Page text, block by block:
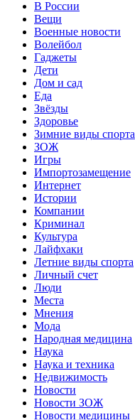
В России
Вещи
Военные новости
Волейбол
Гаджеты
Дети
Дом и сад
Еда
Звёзды
Здоровье
Зимние виды спорта
ЗОЖ
Игры
Импортозамещение
Интернет
Истории
Компании
Криминал
Культура
Лайфхаки
Летние виды спорта
Личный счет
Люди
Места
Мнения
Мода
Народная медицина
Наука
Наука и техника
Недвижимость
Новости
Новости ЗОЖ
Новости медицины